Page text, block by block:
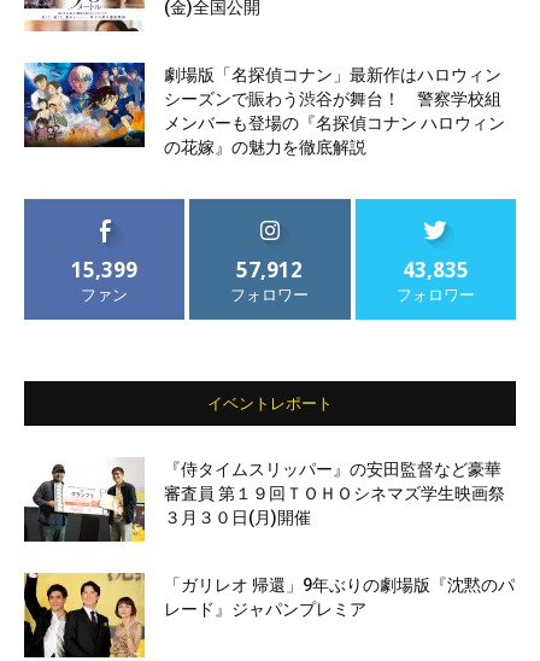
(金)全国公開
劇場版「名探偵コナン」最新作はハロウィン
シーズンで賑わう渋谷が舞台！ 警察学校組
メンバーも登場の『名探偵コナン ハロウィン
の花嫁』の魅力を徹底解説
15,399
ファン
57,912
フォロワー
43,835
フォロワー
イベントレポート
『侍タイムスリッパー』の安田監督など豪華
審査員 第１９回ＴＯＨＯシネマズ学生映画祭
３月３０日(月)開催
「ガリレオ 帰還」9年ぶりの劇場版『沈黙のパ
レード』ジャパンプレミア